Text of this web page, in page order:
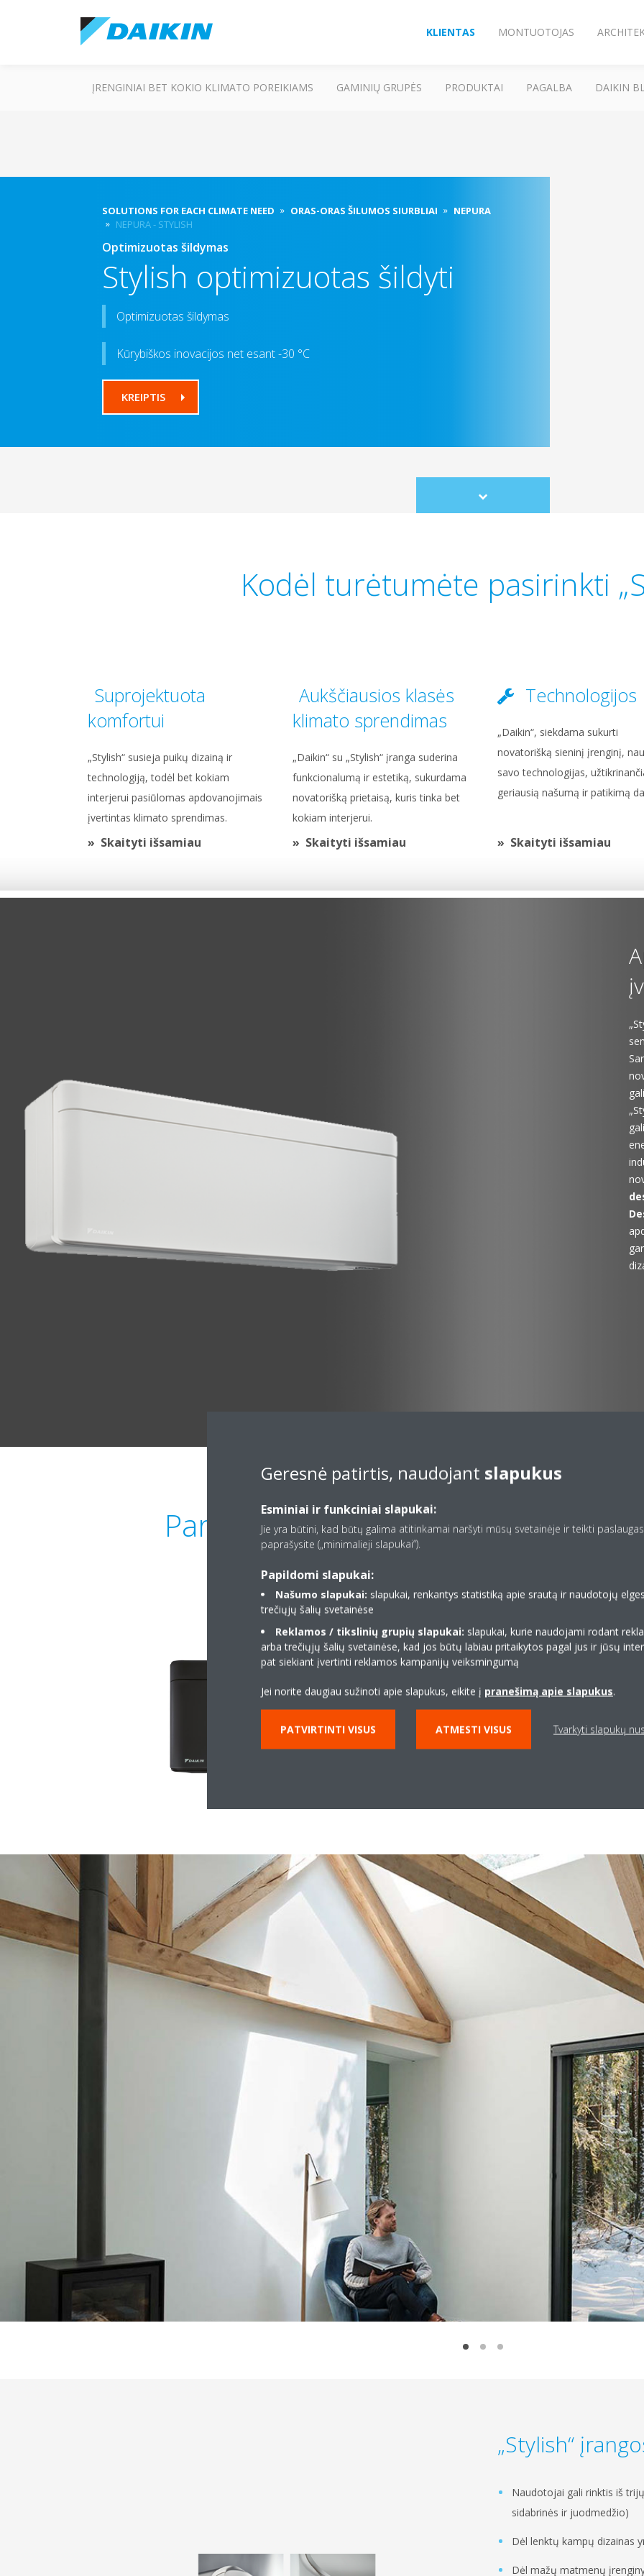
KLIENTAS MONTUOTOJAS
ĮRENGINIAI BET KOKIO KLIMATO POREIKIAMS GAMINIŲ GRUPĖS PRODUKTAI PAGALBA DAIKIN
SOLUTIONS FOR EACH CLIMATE NEED ORAS-ORAS ŠILUMOS SIURBLIAI
NEPURA
NEPURA - STYLISH
Optimizuotas šildymas
Stylish optimizuotas šildyti
Optimizuotas šildymas
Kūrybiškos inovacijos net esant -30 °C
KREIPTIS
Scroll
to
Kodėl turėtumėte pasirinkti
Suprojektuota
komfortui
„Stylish“ susieja puikų dizainą ir
technologiją, todėl bet kokiam
interjerui pasiūlomas apdovanojimais
įvertintas klimato sprendimas.
Skaityti išsamiau
Aukščiausios klasės
klimato sprendimas
„Daikin“ su „Stylish“ įranga suderina
funkcionalumą ir estetiką, sukurdama
novatorišką prietaisą, kuris tinka bet
kokiam interjerui.
Skaityti išsamiau
Technologijos
„Daikin“, siekdama sukurti
novatorišką sieninį įrenginį,
savo technologijas,
geriausią našumą ir patikimą
Skaityti išsamiau
Parduodama 2 spalvų: baltos ir
Kompaktiška ir funkcionali konstrukcija, tinkanti visiems interjerams.
„Stylish“
Naudotojai gali rinktis iš
sidabrinės ir juodmedžio)
Dėl lenktų kampų dizainas
Dėl mažų matmenų
Geresnė patirtis, naudojant slapukus
Esminiai ir funkciniai slapukai:
Jie yra būtini, kad būtų galima atitinkamai naršyti mūsų svetainėje ir teikti
paprašysite („minimalieji slapukai“).
Papildomi slapukai:
Našumo slapukai: slapukai, renkantys statistiką apie srautą ir naudotojų
trečiųjų šalių svetainėse
Reklamos / tikslinių grupių slapukai: slapukai, kurie naudojami rodant
arba trečiųjų šalių svetainėse, kad jos būtų labiau pritaikytos pagal jus ir jūsų
pat siekiant įvertinti reklamos kampanijų veiksmingumą
Jei norite daugiau sužinoti apie slapukus, eikite į pranešimą apie slapukus.
PATVIRTINTI VISUS ATMESTI VISUS Tvarkyti slapukų